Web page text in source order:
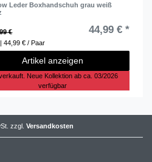
Leder Boxhandschuh grau weiß
€ 44,99 € *
| 44,99 € / Paar
Artikel anzeigen
Neue Kollektion ab ca. 03/2026
verfügbar
zzgl. Versandkosten